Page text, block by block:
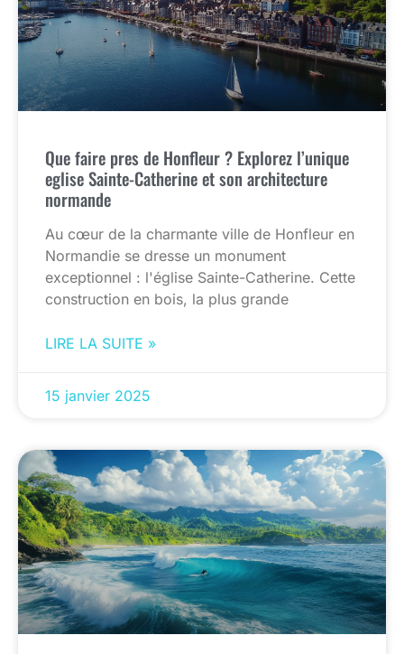
Que faire pres de Honfleur ? Explorez l’unique
eglise Sainte-Catherine et son architecture
normande
Au cœur de la charmante ville de Honfleur en
Normandie se dresse un monument
exceptionnel : l'église Sainte-Catherine. Cette
construction en bois, la plus grande
LIRE LA SUITE »
15 janvier 2025